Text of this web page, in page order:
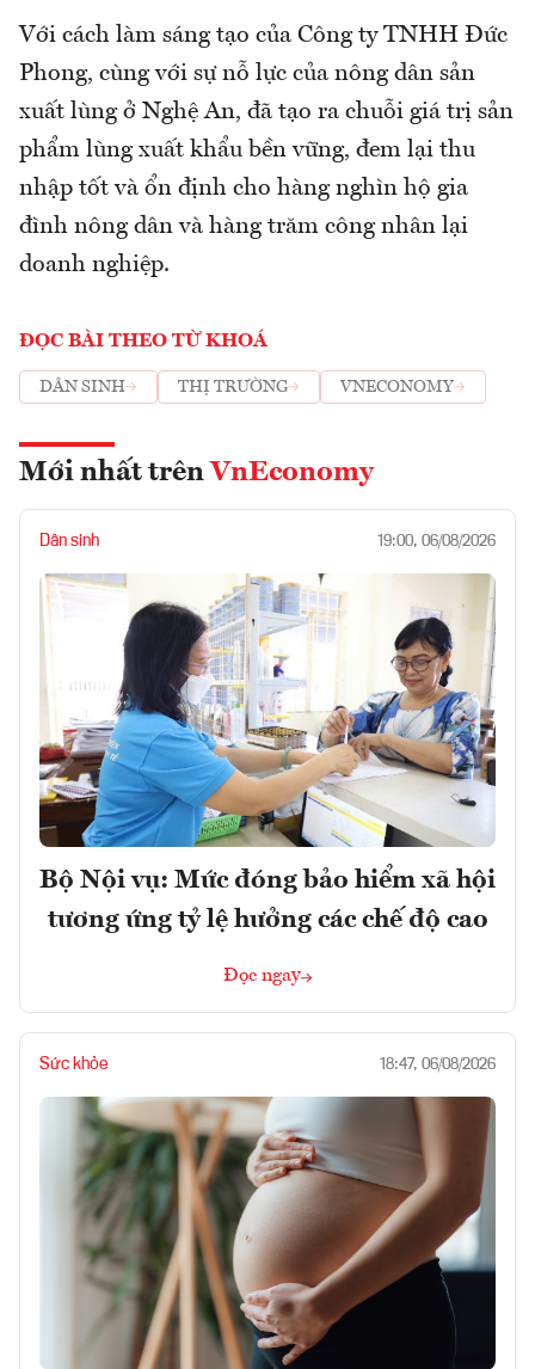
Với cách làm sáng tạo của Công ty TNHH Đức
Phong, cùng với sự nỗ lực của nông dân sản
xuất lùng ở Nghệ An, đã tạo ra chuỗi giá trị sản
phẩm lùng xuất khẩu bền vững, đem lại thu
nhập tốt và ổn định cho hàng nghìn hộ gia
đình nông dân và hàng trăm công nhân lại
doanh nghiệp.
ĐỌC BÀI THEO TỪ KHOÁ
DÂN SINH THỊ TRƯỜNG VNECONOMY
Mới nhất trên VnEconomy
Dân sinh 19:00, 06/08/2026
Bộ Nội vụ: Mức đóng bảo hiểm xã hội
tương ứng tỷ lệ hưởng các chế độ cao
Đọc ngay
Sức khỏe 18:47, 06/08/2026